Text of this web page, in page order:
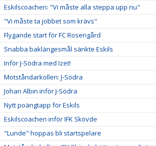
Eskilscoachen: "Vi måste alla steppa upp nu"
"Vi måste ta jobbet som krävs"
Flygande start för FC Rosengård
Snabba baklängesmål sänkte Eskils
Inför J-Södra med Izet!
Motståndarkollen: J-Södra
Johan Albin inför J-Södra
Nytt poängtapp för Eskils
Eskilscoachen inför IFK Skövde
"Lunde" hoppas bli startspelare